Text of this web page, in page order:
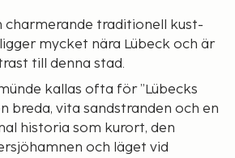
charmerande traditionell kust-
mycket nära Lübeck och är
till denna stad.
kallas ofta för ”Lübecks
breda, vita sandstranden och en
historia som kurort, den
och läget vid